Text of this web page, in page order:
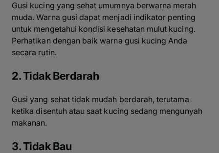
Gusi kucing yang sehat umumnya berwarna merah
muda. Warna gusi dapat menjadi indikator penting
untuk mengetahui kondisi kesehatan mulut kucing.
Perhatikan dengan baik warna gusi kucing Anda
secara rutin.
2. Tidak Berdarah
Gusi yang sehat tidak mudah berdarah, terutama
ketika disentuh atau saat kucing sedang mengunyah
makanan.
3. Tidak Bau